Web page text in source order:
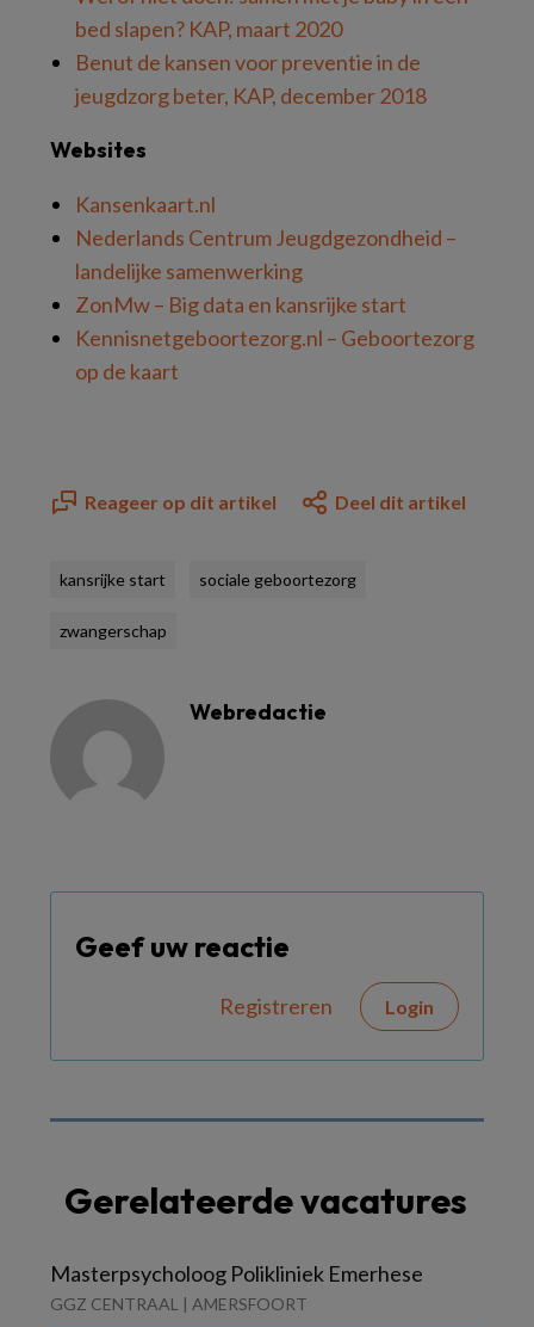
bed slapen? KAP, maart 2020
Benut de kansen voor preventie in de
jeugdzorg beter, KAP, december 2018
Websites
Kansenkaart.nl
Nederlands Centrum Jeugdgezondheid –
landelijke samenwerking
ZonMw – Big data en kansrijke start
Kennisnetgeboortezorg.nl – Geboortezorg
op de kaart
Reageer op dit artikel Deel dit artikel
kansrijke start sociale geboortezorg
zwangerschap
Webredactie
Geef uw reactie
Registreren Login
Gerelateerde vacatures
Masterpsycholoog Polikliniek Emerhese
GGZ CENTRAAL | AMERSFOORT